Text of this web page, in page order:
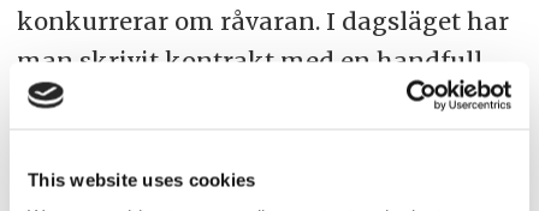
This website uses cookies
konkurrerar om råvaran. I dagsläget har
man skrivit kontrakt med en handfull
främst skandinaviska aktörer.
mycket på förtroende, så vi är lite